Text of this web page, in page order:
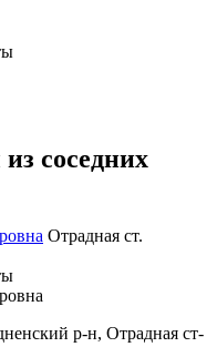
соседних
Отрадная ст.
р-н, Отрадная ст-